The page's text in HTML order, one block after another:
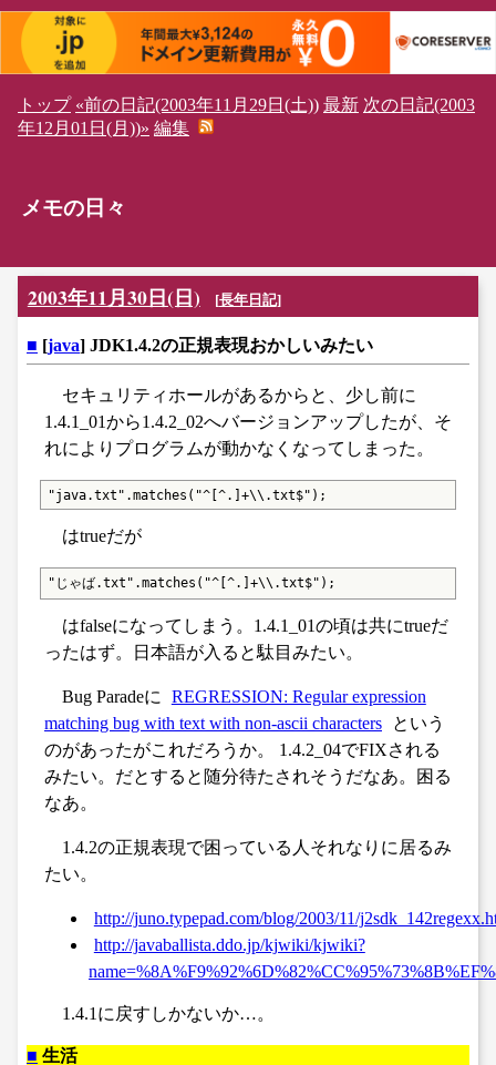
トップ «前の日記(2003年11月29日(土)) 最新 次の日記(2003
年12月01日(月))» 編集
メモの日々
2003年11月30日(日) [長年日記]
■ [java] JDK1.4.2の正規表現おかしいみたい
セキュリティホールがあるからと、少し前に
1.4.1_01から1.4.2_02へバージョンアップしたが、そ
れによりプログラムが動かなくなってしまった。
"java.txt".matches("^[^.]+\\.txt$");
はtrueだが
"じゃば.txt".matches("^[^.]+\\.txt$");
はfalseになってしまう。1.4.1_01の頃は共にtrueだ
ったはず。日本語が入ると駄目みたい。
Bug Paradeに
REGRESSION: Regular expression
matching bug with text with non-ascii characters
という
のがあったがこれだろうか。 1.4.2_04でFIXされる
みたい。だとすると随分待たされそうだなあ。困る
なあ。
1.4.2の正規表現で困っている人それなりに居るみ
たい。
http://juno.typepad.com/blog/2003/11/
http://javaballista.ddo.jp/kjwiki/kjwiki?
1.4.1に戻すしかないか…。
■ 生活